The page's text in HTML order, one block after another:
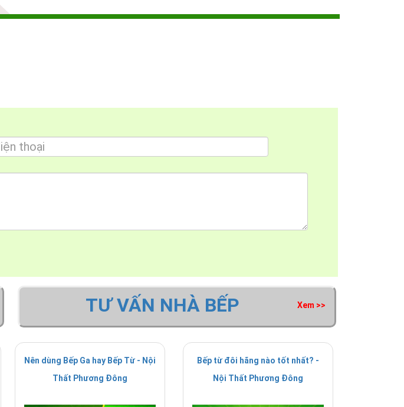
TƯ VẤN NHÀ BẾP Xem >>
Nên dùng Bếp Ga hay Bếp Từ - Nội
Thất Phương Đông
Bếp từ đôi hãng nào tốt nhất? -
Nội Thất Phương Đông